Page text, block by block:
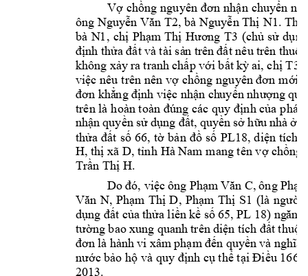
Vợ chồng nguyên đơn nhận chuyển
ông Nguyễn Văn T2, bà Nguyễn Thị N1.
bà N1, chị Phạm Thị Hương T3 (chủ sử
định thửa đất và tài sản trên đất nêu trên
không xảy ra tranh chấp với bất kỳ ai, chị T3
việc nêu trên nên vợ chồng nguyên đơn mới
đơn khẳng định việc nhận chuyển nhượng
trên là hoàn toàn đúng các quy định của
nhận quyền sử dụng đất, quyền sở hữu nhà ở
thửa đất số 66, tờ bản đồ số PL18, diện tích
H, thị xã D, tỉnh Hà Nam mang tên vợ chồng
Trần Thị H.
Do đó, việc ông Phạm Văn C, ông
Văn N, Phạm Thị D, Phạm Thị S1 (là người
dụng đất của thửa liền kề số 65, PL 18) ngăn
tường bao xung quanh trên diện tích đất
đơn là hành vi xâm phạm đến quyền và nghĩa
nước bảo hộ và quy định cụ thể tại Điều
2013.